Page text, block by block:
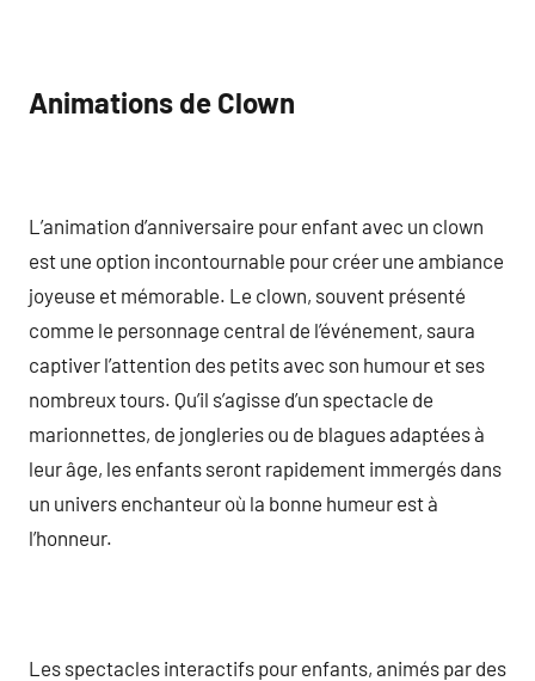
Animations de Clown
L’animation d’anniversaire pour enfant avec un clown
est une option incontournable pour créer une ambiance
joyeuse et mémorable. Le clown, souvent présenté
comme le personnage central de l’événement, saura
captiver l’attention des petits avec son humour et ses
nombreux tours. Qu’il s’agisse d’un spectacle de
marionnettes, de jongleries ou de blagues adaptées à
leur âge, les enfants seront rapidement immergés dans
un univers enchanteur où la bonne humeur est à
l’honneur.
Les spectacles interactifs pour enfants, animés par des